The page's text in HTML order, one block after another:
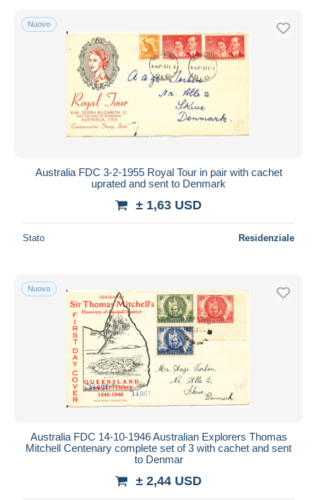
Aggiorna
Nuovo
Australia FDC 3-2-1955 Royal Tour in pair with cachet
uprated and sent to Denmark
± 1,63 USD
Stato Residenziale
Nuovo
Australia FDC 14-10-1946 Australian Explorers Thomas
Mitchell Centenary complete set of 3 with cachet and sent
to Denmar
± 2,44 USD